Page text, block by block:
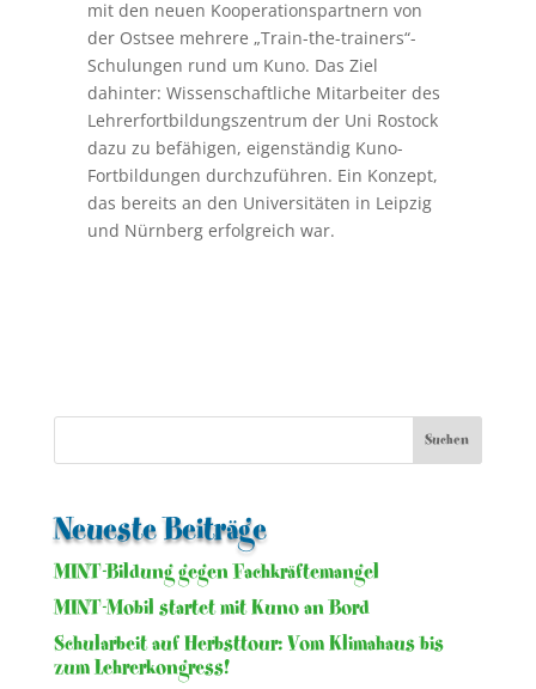
mit den neuen Kooperationspartnern von
der Ostsee mehrere „Train-the-trainers“-
Schulungen rund um Kuno. Das Ziel
dahinter: Wissenschaftliche Mitarbeiter des
Lehrerfortbildungszentrum der Uni Rostock
dazu zu befähigen, eigenständig Kuno-
Fortbildungen durchzuführen. Ein Konzept,
das bereits an den Universitäten in Leipzig
und Nürnberg erfolgreich war.
Neueste Beiträge
MINT-Bildung gegen Fachkräftemangel
MINT-Mobil startet mit Kuno an Bord
Schularbeit auf Herbsttour: Vom Klimahaus bis
zum Lehrerkongress!